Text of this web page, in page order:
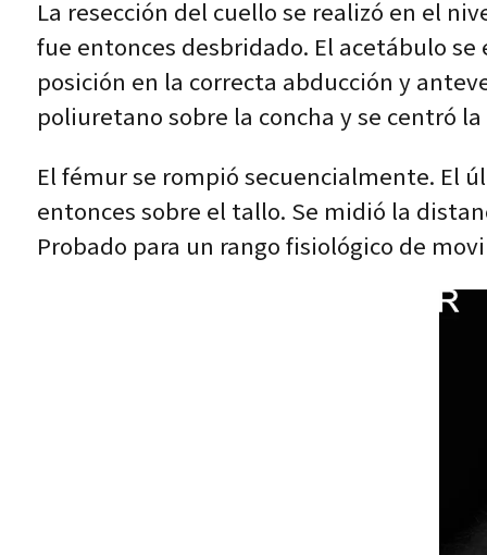
La resección del cuello se realizó en el
fue entonces desbridado. El acetábulo
posición en la correcta abducción y
poliuretano sobre la concha y se centró
El fémur se rompió secuencialmente. El
entonces sobre el tallo. Se midió la
Probado para un rango fisiológico de